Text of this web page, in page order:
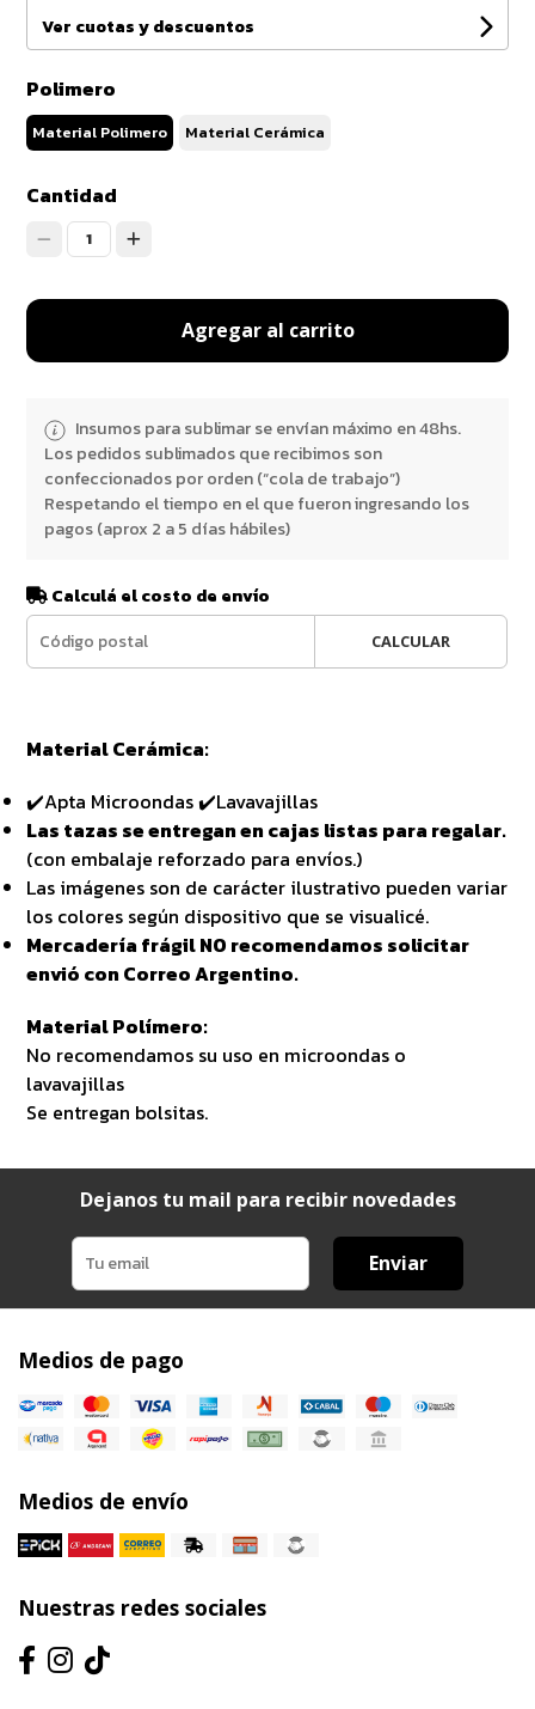
Ver cuotas y descuentos
Polimero
Material Polimero Material Cerámica
Cantidad
1
Agregar al carrito
Insumos para sublimar se envían máximo en 48hs.
Los pedidos sublimados que recibimos son
confeccionados por orden (“cola de trabajo”)
Respetando el tiempo en el que fueron ingresando los
pagos (aprox 2 a 5 días hábiles)
Calculá el costo de envío
CALCULAR
Material Cerámica:
✔️Apta Microondas ✔️Lavavajillas
Las tazas se entregan en cajas listas para regalar.
(con embalaje reforzado para envíos.)
Las imágenes son de carácter ilustrativo pueden variar
los colores según dispositivo que se visualicé.
Mercadería frágil NO recomendamos solicitar
envió con Correo Argentino.
Material Polímero:
No recomendamos su uso en microondas o
lavavajillas
Se entregan bolsitas.
Dejanos tu mail para recibir novedades
Enviar
Medios de pago
Medios de envío
Nuestras redes sociales